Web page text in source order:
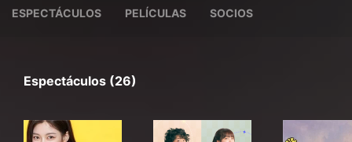
ESPECTÁCULOS PELÍCULAS SOCIOS
Espectáculos (26)